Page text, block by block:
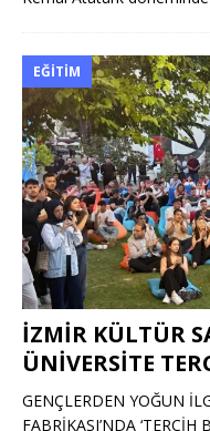
EĞITIM
İZMİR KÜLTÜR
ÜNİVERSİTE
GENÇLERDEN YOĞUN
FABRİKASI’NDA ‘TERCİH